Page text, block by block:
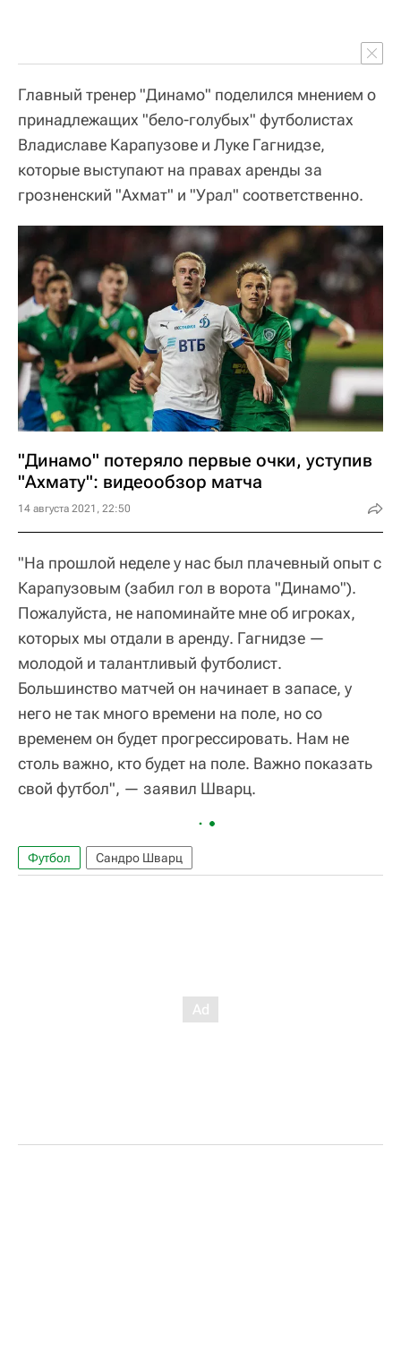
Главный тренер "Динамо" поделился мнением о
принадлежащих "бело-голубых" футболистах
Владиславе Карапузове и Луке Гагнидзе,
которые выступают на правах аренды за
грозненский "Ахмат" и "Урал" соответственно.
"Динамо" потеряло первые очки, уступив
"Ахмату": видеообзор матча
14 августа 2021, 22:50
"На прошлой неделе у нас был плачевный опыт с
Карапузовым (забил гол в ворота "Динамо").
Пожалуйста, не напоминайте мне об игроках,
которых мы отдали в аренду. Гагнидзе —
молодой и талантливый футболист.
Большинство матчей он начинает в запасе, у
него не так много времени на поле, но со
временем он будет прогрессировать. Нам не
столь важно, кто будет на поле. Важно показать
свой футбол", — заявил Шварц.
Футбол Сандро Шварц